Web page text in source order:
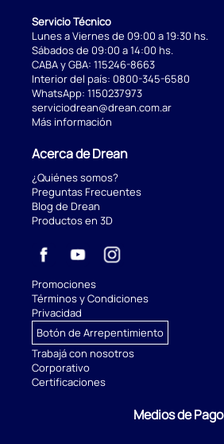
Servicio Técnico
Lunes a Viernes de 09:00 a 19:30 hs.
Sábados de 09:00 a 14:00 hs.
CABA y GBA: 115246-8663
Interior del país: 0800-345-6580
WhatsApp: 1150237973
serviciodrean@drean.com.ar
Más información
Acerca de Drean
¿Quiénes somos?
Preguntas Frecuentes
Blog de Drean
Productos en 3D
Promociones
Términos y Condiciones
Privacidad
Botón de Arrepentimiento
Trabajá con nosotros
Corporativo
Certificaciones
Medios de Pago